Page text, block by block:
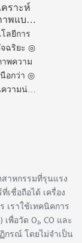
คราะห์
พแบบ
PS10
ยส่ง
ลยีการ
จฉริยะ ◎
พความ
นือกว่า ◎
วามน่า
าหกรรมที่รุนแรง
เชื่อถือได้ เครื่อง
เราใช้เทคนิคการ
พื่อวัด O₂, CO และ
กรณ์ โดยไม่จำเป็น